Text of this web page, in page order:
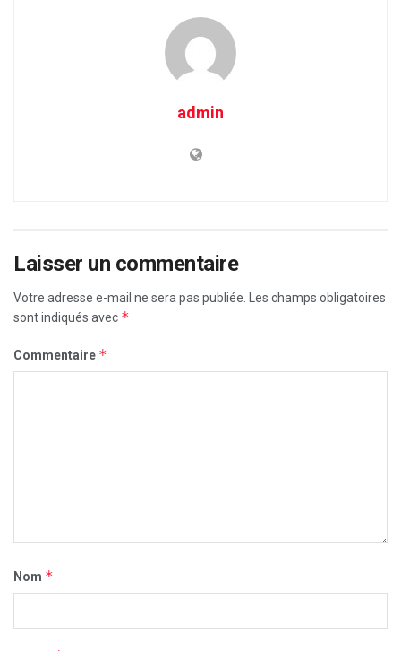
admin
Laisser un commentaire
Votre adresse e-mail ne sera pas publiée.
Les champs obligatoires
sont indiqués avec *
Commentaire *
Nom *